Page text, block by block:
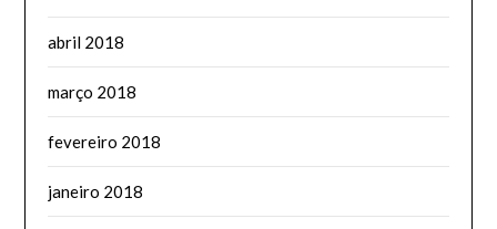
abril 2018
março 2018
fevereiro 2018
janeiro 2018